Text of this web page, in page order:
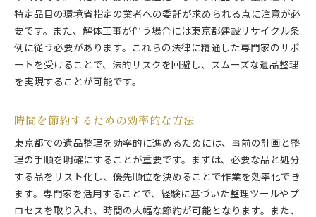
特定品目の環境省指定の業者への委託が求められる点に注意が必
要です。また、解体工事が伴う場合には東京都建設リサイクル条
例に従う必要があります。これらの法律に精通した専門家のサポ
ートを受けることで、法的リスクを回避し、スムーズな遺品整理
を実現することが可能です。
時間を節約するための効率的な方法
東京都での遺品整理を効率的に進めるためには、事前の計画と整
理の手順を明確にすることが重要です。まずは、必要な品と処分
する品をリスト化し、優先順位を決めることで作業を効率化でき
ます。専門家を活用することで、経験に基づいた整理ツールやプ
ロセスを取り入れ、時間の大幅な節約が可能となります。また、